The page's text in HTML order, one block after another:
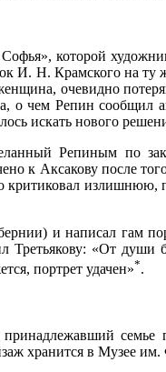
которой
И. Н. Крамского на
очевидно
о чем Репин сообщил
искать нового
Репиным по
к Аксакову после
и написал гам
Третьякову: «От
портрет удачен»*.
хранится в Музее